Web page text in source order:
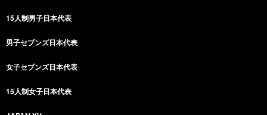
15人制男子日本代表
男子セブンズ日本代表
女子セブンズ日本代表
15人制女子日本代表